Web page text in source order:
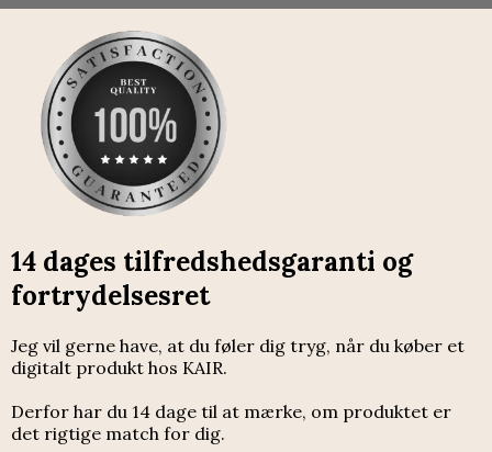
14 dages tilfredshedsgaranti og
fortrydelsesret
Jeg vil gerne have, at du føler dig tryg, når du køber et
digitalt produkt hos KAIR.
Derfor har du 14 dage til at mærke, om produktet er
det rigtige match for dig.